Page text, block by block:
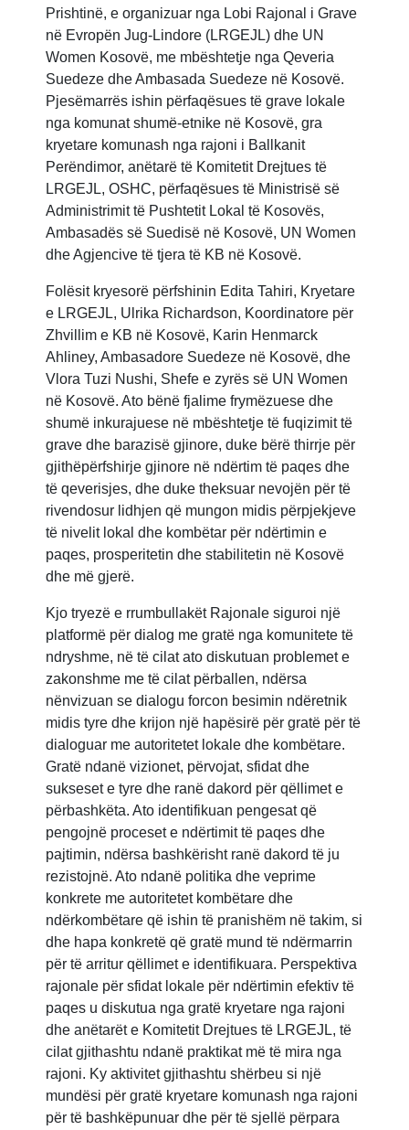
Prishtinë, e organizuar nga Lobi Rajonal i Grave
në Evropën Jug-Lindore (LRGEJL) dhe UN
Women Kosovë, me mbështetje nga Qeveria
Suedeze dhe Ambasada Suedeze në Kosovë.
Pjesëmarrës ishin përfaqësues të grave lokale
nga komunat shumë-etnike në Kosovë, gra
kryetare komunash nga rajoni i Ballkanit
Perëndimor, anëtarë të Komitetit Drejtues të
LRGEJL, OSHC, përfaqësues të Ministrisë së
Administrimit të Pushtetit Lokal të Kosovës,
Ambasadës së Suedisë në Kosovë, UN Women
dhe Agjencive të tjera të KB në Kosovë.
Folësit kryesorë përfshinin Edita Tahiri, Kryetare
e LRGEJL, Ulrika Richardson, Koordinatore për
Zhvillim e KB në Kosovë, Karin Henmarck
Ahliney, Ambasadore Suedeze në Kosovë, dhe
Vlora Tuzi Nushi, Shefe e zyrës së UN Women
në Kosovë. Ato bënë fjalime frymëzuese dhe
shumë inkurajuese në mbështetje të fuqizimit të
grave dhe barazisë gjinore, duke bërë thirrje për
gjithëpërfshirje gjinore në ndërtim të paqes dhe
të qeverisjes, dhe duke theksuar nevojën për të
rivendosur lidhjen që mungon midis përpjekjeve
të nivelit lokal dhe kombëtar për ndërtimin e
paqes, prosperitetin dhe stabilitetin në Kosovë
dhe më gjerë.
Kjo tryezë e rrumbullakët Rajonale siguroi një
platformë për dialog me gratë nga komunitete të
ndryshme, në të cilat ato diskutuan problemet e
zakonshme me të cilat përballen, ndërsa
nënvizuan se dialogu forcon besimin ndëretnik
midis tyre dhe krijon një hapësirë për gratë për të
dialoguar me autoritetet lokale dhe kombëtare.
Gratë ndanë vizionet, përvojat, sfidat dhe
sukseset e tyre dhe ranë dakord për qëllimet e
përbashkëta. Ato identifikuan pengesat që
pengojnë proceset e ndërtimit të paqes dhe
pajtimin, ndërsa bashkërisht ranë dakord të ju
rezistojnë. Ato ndanë politika dhe veprime
konkrete me autoritetet kombëtare dhe
ndërkombëtare që ishin të pranishëm në takim, si
dhe hapa konkretë që gratë mund të ndërmarrin
për të arritur qëllimet e identifikuara. Perspektiva
rajonale për sfidat lokale për ndërtimin efektiv të
paqes u diskutua nga gratë kryetare nga rajoni
dhe anëtarët e Komitetit Drejtues të LRGEJL, të
cilat gjithashtu ndanë praktikat më të mira nga
rajoni. Ky aktivitet gjithashtu shërbeu si një
mundësi për gratë kryetare komunash nga rajoni
për të bashkëpunuar dhe për të sjellë përpara